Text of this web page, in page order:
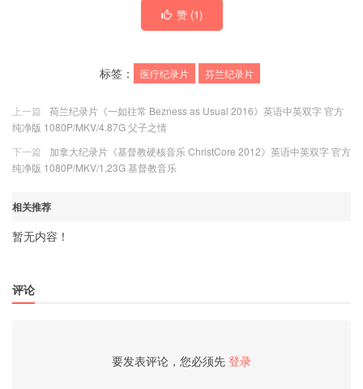
赞 (1)
标签： 医疗纪录片 芬兰纪录片
上一篇
荷兰纪录片《一如往常 Bezness as Usual 2016》英语中英双字 官方
纯净版 1080P/MKV/4.87G 父子之情
下一篇
加拿大纪录片《基督教硬核音乐 ChristCore 2012》英语中英双字 官方
纯净版 1080P/MKV/1.23G 基督教音乐
相关推荐
暂无内容！
评论
要发表评论，您必须先 登录